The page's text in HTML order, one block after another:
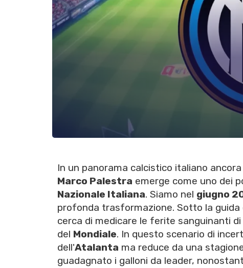
In un panorama calcistico italiano
Marco Palestra emerge come uno dei
Nazionale Italiana. Siamo nel giugno
profonda trasformazione. Sotto la
cerca di medicare le ferite sanguinanti
del Mondiale. In questo scenario di
dell'Atalanta ma reduce da una
guadagnato i galloni da leader,